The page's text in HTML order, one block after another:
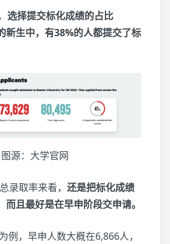
选择提交标化成绩的占比
新生中，有38%的人都提交了标
图源：大学官网
录取率来看， 还是把标化成绩
而且最好是在早申阶段交申请。
例，早申人数大概在6,866人，